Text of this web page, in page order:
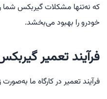
که نه‌تنها مشکلات گیربکس شما
خودرو را بهبود می‌بخشد.
فرآیند تعمیر
فرآیند تعمیر در کارگاه ما